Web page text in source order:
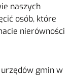
naszych
osób, które
nierówności
urzędów gmin w